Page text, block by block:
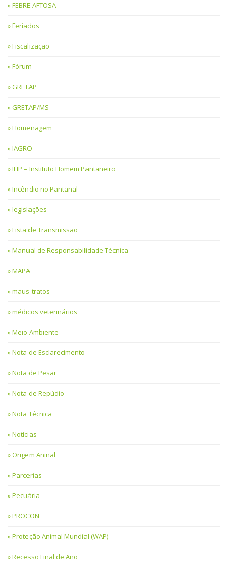
FEBRE AFTOSA
Feriados
Fiscalização
Fórum
GRETAP
GRETAP/MS
Homenagem
IAGRO
IHP – Instituto Homem Pantaneiro
Incêndio no Pantanal
legislações
Lista de Transmissão
Manual de Responsabilidade Técnica
MAPA
maus-tratos
médicos veterinários
Meio Ambiente
Nota de Esclarecimento
Nota de Pesar
Nota de Repúdio
Nota Técnica
Notícias
Origem Aninal
Parcerias
Pecuária
PROCON
Proteção Animal Mundial (WAP)
Recesso Final de Ano